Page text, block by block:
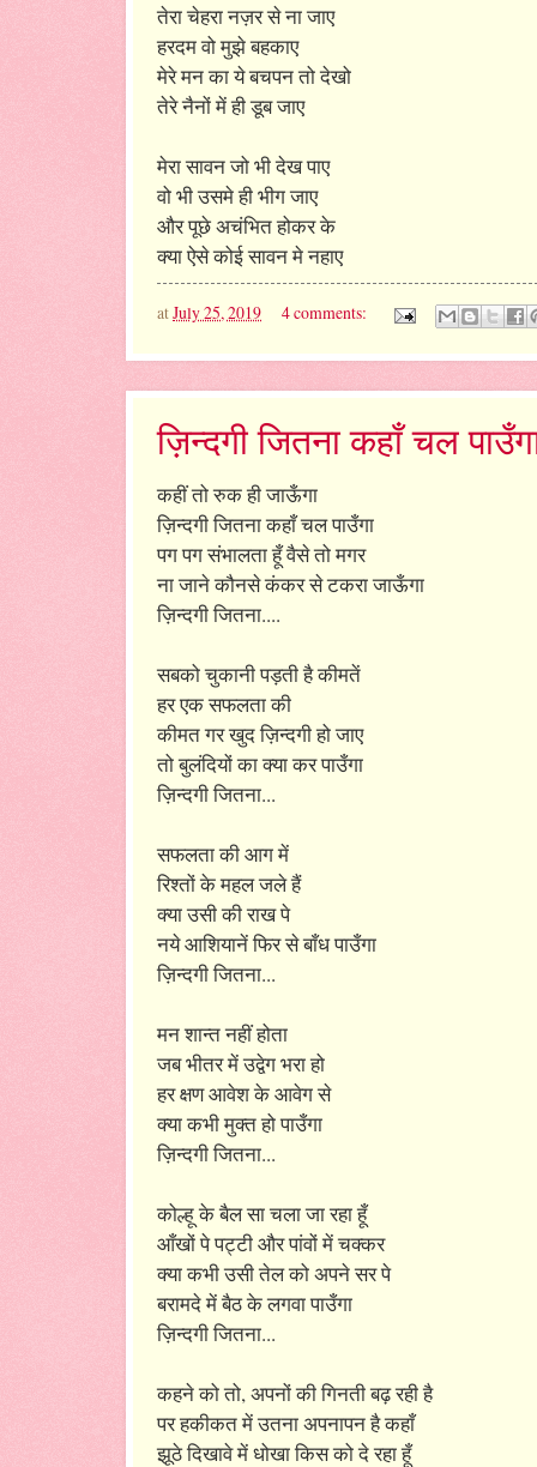
तेरा चेहरा नज़र से ना जाए
हरदम वो मुझे बहकाए
मेरे मन का ये बचपन तो देखो
तेरे नैनों में ही डूब जाए
मेरा सावन जो भी देख पाए
वो भी उसमे ही भीग जाए
और पूछे अचंभित होकर के
क्या ऐसे कोई सावन मे नहाए
atJuly 25, 2019 4 comments:
ज़िन्दगी जितना कहाँ चल
कहीं तो रुक ही जाऊँगा
ज़िन्दगी जितना कहाँ चल पाउँगा
पग पग संभालता हूँ वैसे तो मगर
ना जाने कौनसे कंकर से टकरा जाऊँगा
ज़िन्दगी जितना....
सबको चुकानी पड़ती है कीमतें
हर एक सफलता की
कीमत गर खुद ज़िन्दगी हो जाए
तो बुलंदियों का क्या कर पाउँगा
ज़िन्दगी जितना...
सफलता की आग में
रिश्तों के महल जले हैं
क्या उसी की राख पे
नये आशियानें फिर से बाँध पाउँगा
ज़िन्दगी जितना...
मन शान्त नहीं होता
जब भीतर में उद्वेग भरा हो
हर क्षण आवेश के आवेग से
क्या कभी मुक्त हो पाउँगा
ज़िन्दगी जितना...
कोल्हू के बैल सा चला जा रहा हूँ
आँखों पे पट्टी और पांवों में चक्कर
क्या कभी उसी तेल को अपने सर पे
बरामदे में बैठ के लगवा पाउँगा
ज़िन्दगी जितना...
कहने को तो, अपनों की गिनती बढ़ रही है
पर हकीकत में उतना अपनापन है कहाँ
झूठे दिखावे में धोखा किस को दे रहा हूँ